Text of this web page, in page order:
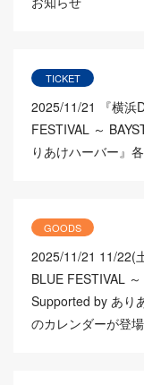
TICKET
2025/11/21
『横
FESTIVAL ～
りあけハーバー』
GOODS
2025/11/21 11/22(
BLUE FESTIVAL ～
Supported by あり
のカレンダーが登場